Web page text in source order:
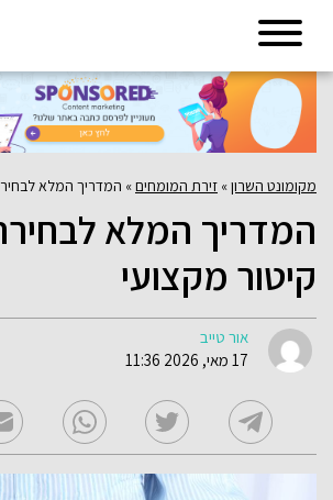
מקומונט השרון» זירת המומחים» המדריך המלא
המדריך המלא
קיטור מקצועי
אור טייב
17 מאי, 2026 11:36